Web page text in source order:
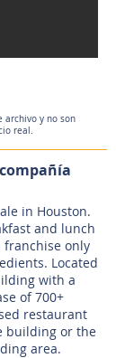
archivo y no son
real.
in Houston.
and lunch
franchise only
Located
with a
of 700+
restaurant
building or the
area.